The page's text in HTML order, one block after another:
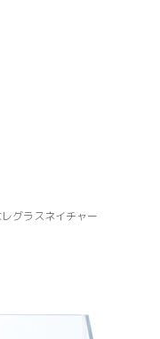
グラスネイチャー